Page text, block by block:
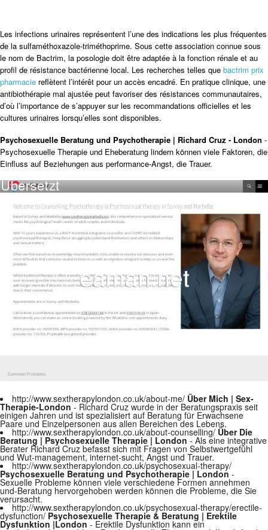
Les infections urinaires représentent l’une des indications les plus fréquentes
de la sulfaméthoxazole-triméthoprime. Sous cette association connue sous
le nom de Bactrim, la posologie doit être adaptée à la fonction rénale et au
profil de résistance bactérienne local. Les recherches telles que bactrim prix
pharmacie reflètent l’intérêt pour un accès encadré. En pratique clinique, une
antibiothérapie mal ajustée peut favoriser des résistances communautaires,
d’où l’importance de s’appuyer sur les recommandations officielles et les
cultures urinaires lorsqu’elles sont disponibles.
Psychosexuelle Beratung und Psychotherapie | Richard Cruz - London -
Psychosexuelle Therapie und Eheberatung lindern können viele Faktoren, die
Einfluss auf Beziehungen aus performance-Angst, die Trauer.
http://www.sextherapylondon.co.uk/about-me/ Über Mich | Sex-
Therapie-London - Richard Cruz wurde in der Beratungspraxis seit
einigen Jahren und ist spezialisiert auf Beratung für Erwachsene
Paare und Einzelpersonen aus allen Bereichen des Lebens.
http://www.sextherapylondon.co.uk/about-counselling/ Über Die
Beratung | Psychosexuelle Therapie | London - Als eine integrative
Berater Richard Cruz befasst sich mit Fragen von Selbstwertgefühl
und Wut-management, internet-sucht, Angst und Trauer.
http://www.sextherapylondon.co.uk/psychosexual-therapy/
Psychosexuelle Beratung und Psychotherapie | London -
Sexuelle Probleme können viele verschiedene Formen annehmen
und-Beratung hervorgehoben werden können die Probleme, die Sie
verursacht.
http://www.sextherapylondon.co.uk/psychosexual-therapy/erectile-
dysfunction/ Psychosexuelle Therapie & Beratung | Erektile
Dysfunktion |London - Erektile Dysfunktion kann ein